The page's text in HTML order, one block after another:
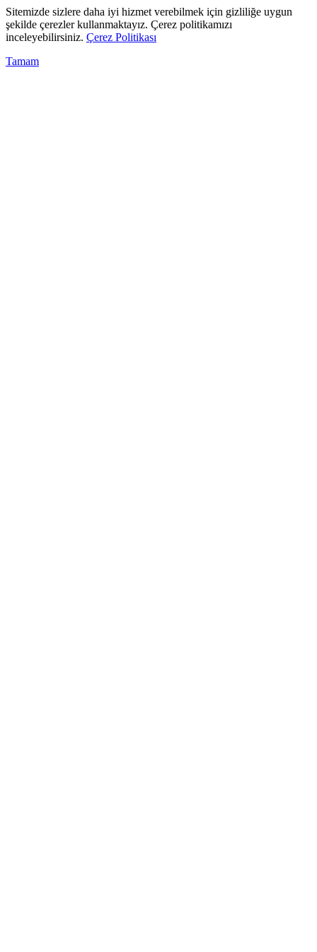
Sitemizde sizlere daha iyi hizmet verebilmek için gizliliğe uygun
şekilde çerezler kullanmaktayız. Çerez politikamızı
inceleyebilirsiniz. Çerez Politikası
Tamam